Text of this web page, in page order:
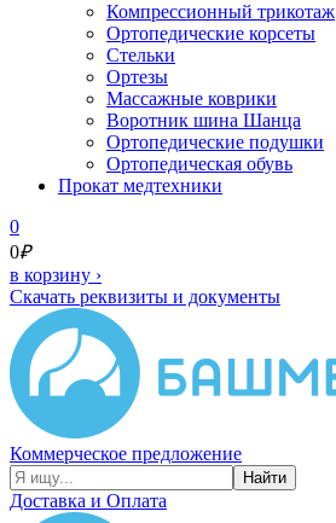
Компрессионный трикотаж
Ортопедические корсеты
Стельки
Ортезы
Массажные коврики
Воротник шина Шанца
Ортопедические подушки
Ортопедическая обувь
Прокат медтехники
0
0₽
в корзину ›
Скачать реквизиты и документы
Коммерческое предложение
Найти
Доставка и Оплата